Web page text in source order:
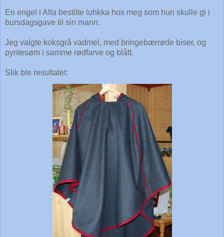
En engel i Alta bestilte luhkka hos meg som hun skulle gi i
bursdagsgave til sin mann.
Jeg valgte koksgrå vadmel, med bringebærrøde biser, og
pyntesøm i samme rødfarve og blått.
Slik ble resultatet: